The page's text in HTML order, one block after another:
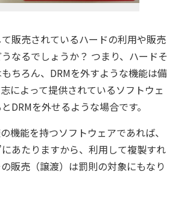
販売されているハードの利用や販売
なるでしょうか？ つまり、ハードそ
ちろん、DRMを外すような機能は備
によって提供されているソフトウェ
DRMを外せるような場合です。
機能を持つソフトウェアであれば、
あたりますから、利用して複製すれ
販売（譲渡）は罰則の対象にもなり